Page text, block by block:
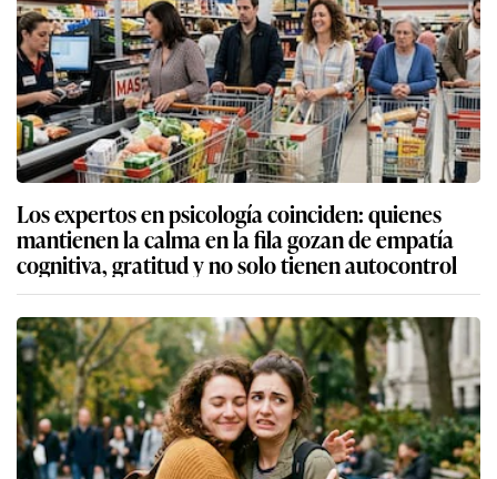
Los expertos en psicología coinciden: quienes
mantienen la calma en la fila gozan de empatía
cognitiva, gratitud y no solo tienen autocontrol